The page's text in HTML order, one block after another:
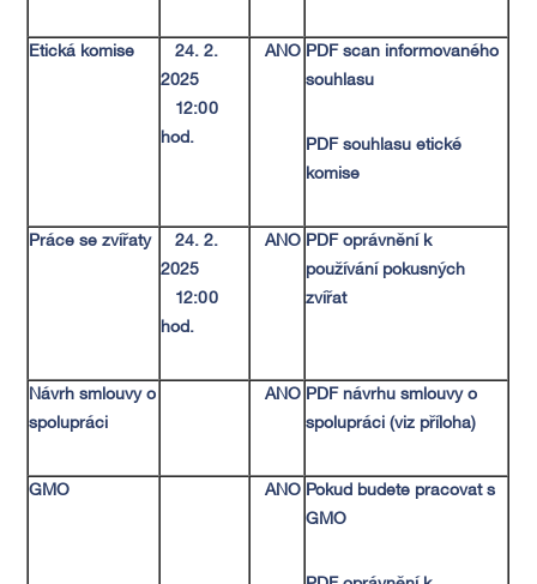
Etická komise
24. 2.
2025
12:00
hod.
ANO PDF scan informovaného
souhlasu
PDF souhlasu etické
komise
Práce se zvířaty
24. 2.
2025
12:00
hod.
ANO PDF oprávnění k
používání pokusných
zvířat
Návrh smlouvy o
spolupráci
ANO PDF návrhu smlouvy o
spolupráci (viz příloha)
GMO ANO Pokud budete pracovat s
GMO